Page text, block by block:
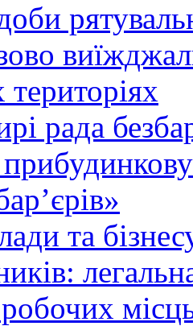
територіях
рада
та
робочих